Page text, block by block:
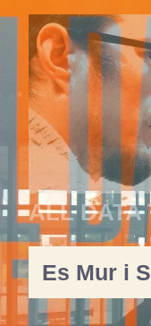
ALL DATA
Es Mur i